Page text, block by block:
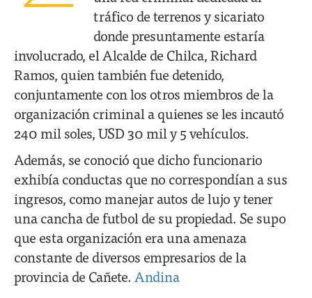
tráfico de terrenos y sicariato
donde presuntamente estaría
involucrado, el Alcalde de Chilca, Richard
Ramos, quien también fue detenido,
conjuntamente con los otros miembros de la
organización criminal a quienes se les incautó
240 mil soles, USD 30 mil y 5 vehículos.
Además, se conoció que dicho funcionario
exhibía conductas que no correspondían a sus
ingresos, como manejar autos de lujo y tener
una cancha de futbol de su propiedad. Se supo
que esta organización era una amenaza
constante de diversos empresarios de la
provincia de Cañete. Andina